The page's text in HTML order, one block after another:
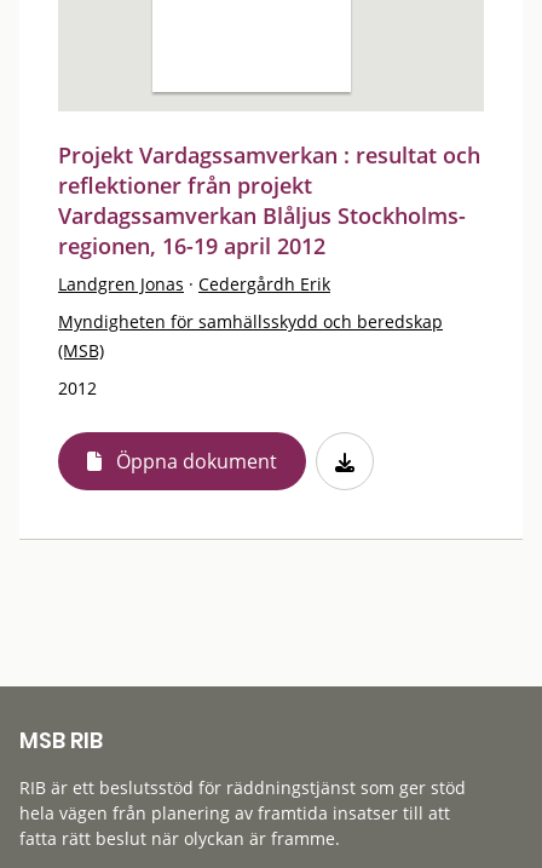
Projekt Vardagssamverkan : resultat och
reflektioner från projekt
Vardagssamverkan Blåljus Stockholms-
regionen, 16-19 april 2012
Landgren Jonas · Cedergårdh Erik
Myndigheten för samhällsskydd och beredskap
(MSB)
2012
Öppna dokument
MSB RIB
RIB är ett beslutsstöd för räddningstjänst som ger stöd
hela vägen från planering av framtida insatser till att
fatta rätt beslut när olyckan är framme.